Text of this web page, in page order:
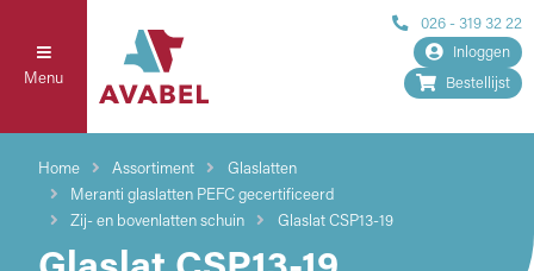
Menu
026 - 319 32 22
Inloggen
Bestellijst
Home Assortiment
Glaslatten
Meranti glaslatten PEFC gecertificeerd
Zij- en bovenlatten schuin
Glaslat CSP13-19